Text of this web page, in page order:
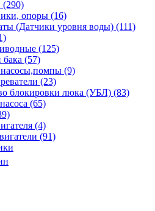
(290)
опоры (16)
(Датчики уровня воды) (111)
(125)
(57)
(9)
(23)
блокировки люка (УБЛ) (83)
(65)
(4)
(91)